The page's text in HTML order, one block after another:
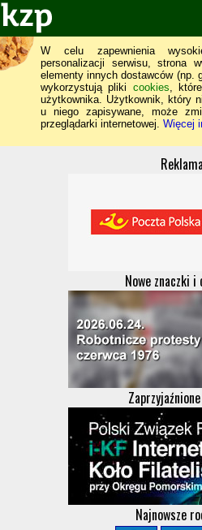
W celu zapewnienia
personalizacji serwisu, strona
elementy innych dostawców (np.
wykorzystują pliki cookies,
użytkownika. Użytkownik, który
u niego zapisywane, może
przeglądarki internetowej. Więcej
Reklama
Nowe znaczki i
Najnowsze